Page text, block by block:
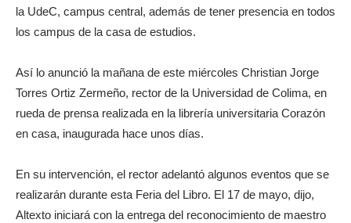
la UdeC, campus central, además de tener presencia en todos
los campus de la casa de estudios.
Así lo anunció la mañana de este miércoles Christian Jorge
Torres Ortiz Zermeño, rector de la Universidad de Colima, en
rueda de prensa realizada en la librería universitaria Corazón
en casa, inaugurada hace unos días.
En su intervención, el rector adelantó algunos eventos que se
realizarán durante esta Feria del Libro. El 17 de mayo, dijo,
Altexto iniciará con la entrega del reconocimiento de maestro